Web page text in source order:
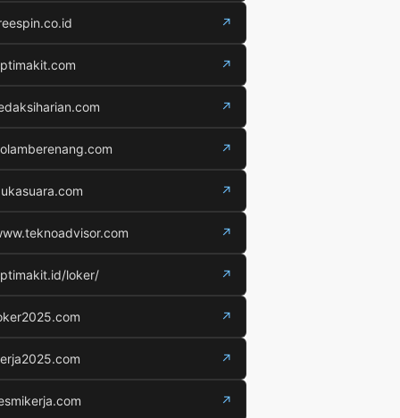
↗
↗
↗
↗
↗
↗
loker/ ↗
↗
↗
↗